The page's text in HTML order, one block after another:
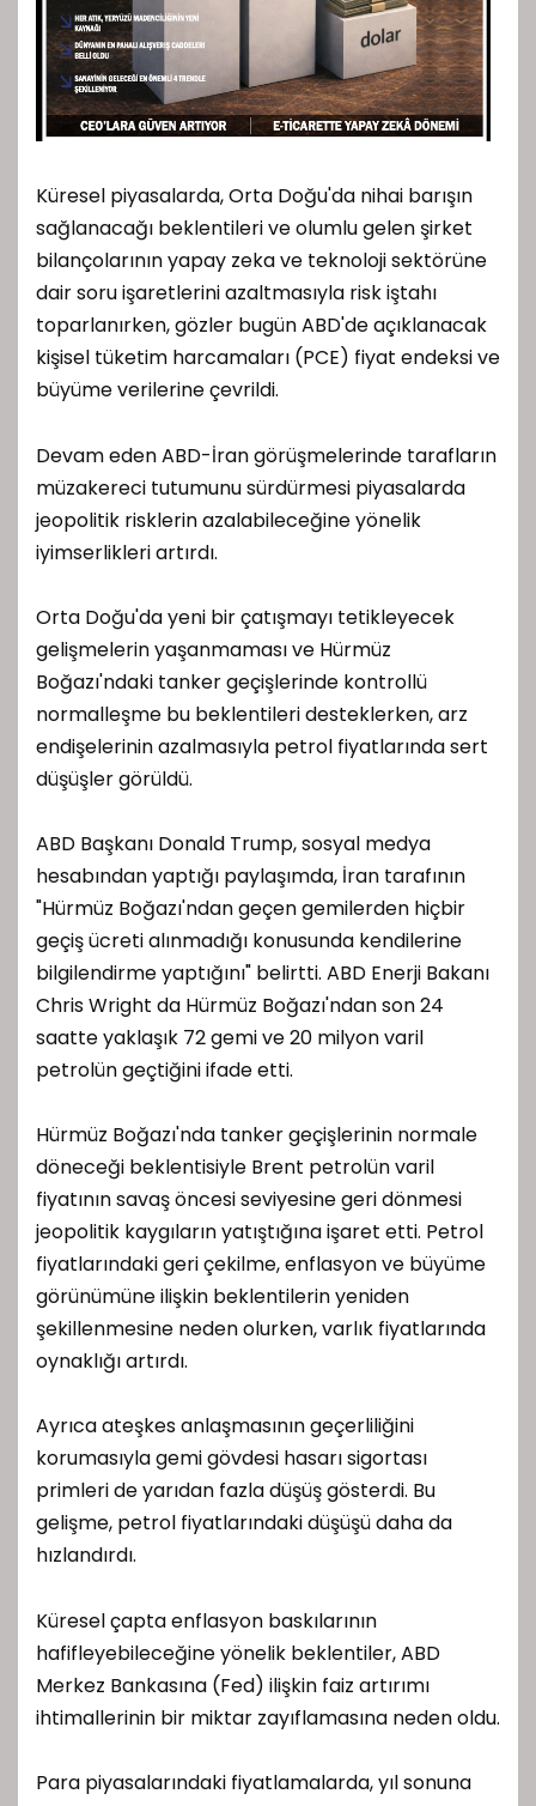
Küresel piyasalarda, Orta Doğu'da nihai barışın
sağlanacağı beklentileri ve olumlu gelen şirket
bilançolarının yapay zeka ve teknoloji sektörüne
dair soru işaretlerini azaltmasıyla risk iştahı
toparlanırken, gözler bugün ABD'de açıklanacak
kişisel tüketim harcamaları (PCE) fiyat endeksi ve
büyüme verilerine çevrildi.
Devam eden ABD-İran görüşmelerinde tarafların
müzakereci tutumunu sürdürmesi piyasalarda
jeopolitik risklerin azalabileceğine yönelik
iyimserlikleri artırdı.
Orta Doğu'da yeni bir çatışmayı tetikleyecek
gelişmelerin yaşanmaması ve Hürmüz
Boğazı'ndaki tanker geçişlerinde kontrollü
normalleşme bu beklentileri desteklerken, arz
endişelerinin azalmasıyla petrol fiyatlarında sert
düşüşler görüldü.
ABD Başkanı Donald Trump, sosyal medya
hesabından yaptığı paylaşımda, İran tarafının
"Hürmüz Boğazı'ndan geçen gemilerden hiçbir
geçiş ücreti alınmadığı konusunda kendilerine
bilgilendirme yaptığını" belirtti. ABD Enerji Bakanı
Chris Wright da Hürmüz Boğazı'ndan son 24
saatte yaklaşık 72 gemi ve 20 milyon varil
petrolün geçtiğini ifade etti.
Hürmüz Boğazı'nda tanker geçişlerinin normale
döneceği beklentisiyle Brent petrolün varil
fiyatının savaş öncesi seviyesine geri dönmesi
jeopolitik kaygıların yatıştığına işaret etti. Petrol
fiyatlarındaki geri çekilme, enflasyon ve büyüme
görünümüne ilişkin beklentilerin yeniden
şekillenmesine neden olurken, varlık fiyatlarında
oynaklığı artırdı.
Ayrıca ateşkes anlaşmasının geçerliliğini
korumasıyla gemi gövdesi hasarı sigortası
primleri de yarıdan fazla düşüş gösterdi. Bu
gelişme, petrol fiyatlarındaki düşüşü daha da
hızlandırdı.
Küresel çapta enflasyon baskılarının
hafifleyebileceğine yönelik beklentiler, ABD
Merkez Bankasına (Fed) ilişkin faiz artırımı
ihtimallerinin bir miktar zayıflamasına neden oldu.
Para piyasalarındaki fiyatlamalarda, yıl sonuna